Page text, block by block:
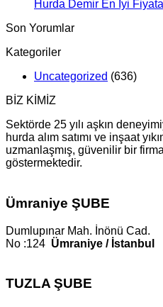
Hurda Demir En İyi Fiyata
Son Yorumlar
Kategoriler
Uncategorized (636)
BİZ KİMİZ
Sektörde 25 yılı aşkın
hurda alım satımı ve inşaat
uzmanlaşmış, güvenilir bir
göstermektedir.
Ümraniye ŞUBE
Dumlupınar Mah. İnönü Cad.
No :124 Ümraniye / İstanbul
TUZLA ŞUBE